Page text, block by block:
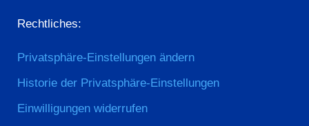
Rechtliches:
Privatsphäre-Einstellungen ändern
Historie der Privatsphäre-Einstellungen
Einwilligungen widerrufen